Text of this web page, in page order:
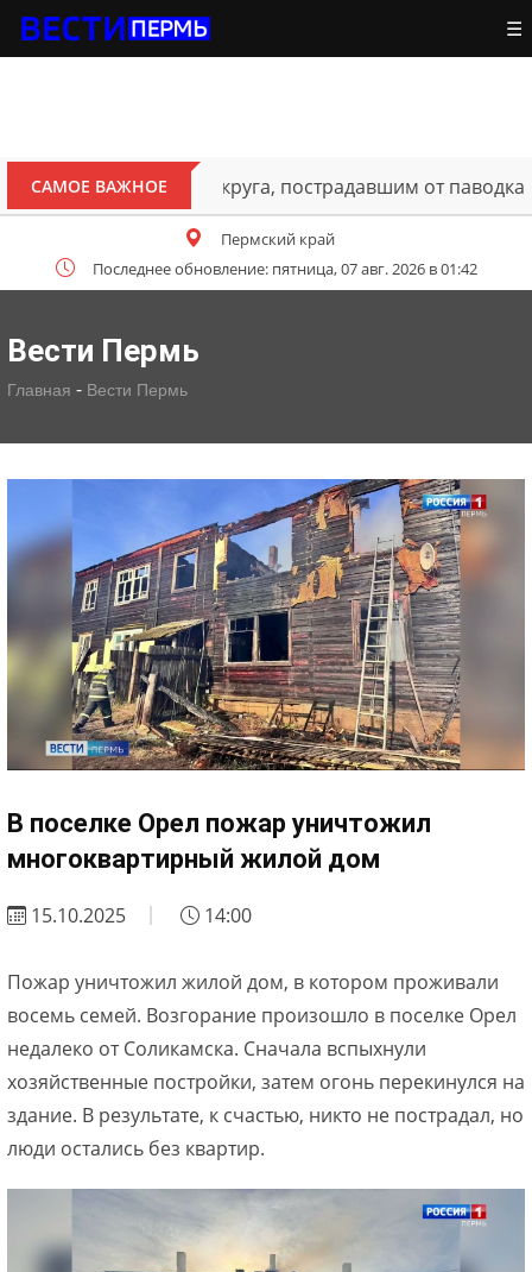
☰
САМОЕ ВАЖНОЕ
Октябрьского округа, пострадавшим от паводка
Пермский край
Последнее обновление: пятница, 07 авг. 2026 в 01:42
Вести Пермь
Главная - Вести Пермь
В поселке Орел пожар уничтожил
многоквартирный жилой дом
15.10.2025 14:00
Пожар уничтожил жилой дом, в котором проживали
восемь семей. Возгорание произошло в поселке Орел
недалеко от Соликамска. Сначала вспыхнули
хозяйственные постройки, затем огонь перекинулся на
здание. В результате, к счастью, никто не пострадал, но
люди остались без квартир.